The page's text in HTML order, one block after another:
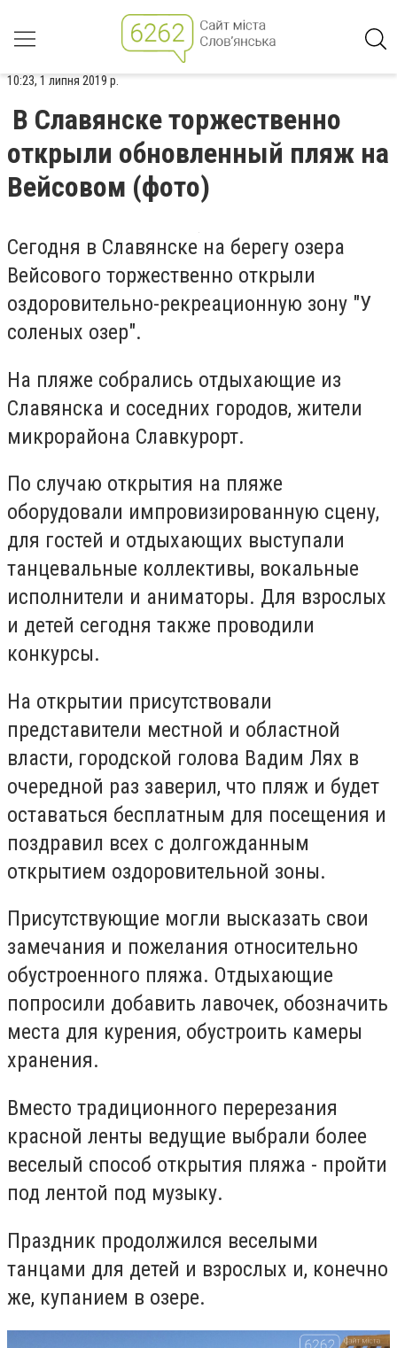
10:23, 1 липня 2019 р.
В Славянске торжественно
открыли обновленный пляж на
Вейсовом (фото)
Сегодня в Славянске на берегу озера
Вейсового торжественно открыли
оздоровительно-рекреационную зону "У
соленых озер".
На пляже собрались отдыхающие из
Славянска и соседних городов, жители
микрорайона Славкурорт.
По случаю открытия на пляже
оборудовали импровизированную сцену,
для гостей и отдыхающих выступали
танцевальные коллективы, вокальные
исполнители и аниматоры. Для взрослых
и детей сегодня также проводили
конкурсы.
На открытии присутствовали
представители местной и областной
власти, городской голова Вадим Лях в
очередной раз заверил, что пляж и будет
оставаться бесплатным для посещения и
поздравил всех с долгожданным
открытием оздоровительной зоны.
Присутствующие могли высказать свои
замечания и пожелания относительно
обустроенного пляжа. Отдыхающие
попросили добавить лавочек, обозначить
места для курения, обустроить камеры
хранения.
Вместо традиционного перерезания
красной ленты ведущие выбрали более
веселый способ открытия пляжа - пройти
под лентой под музыку.
Праздник продолжился веселыми
танцами для детей и взрослых и, конечно
же, купанием в озере.